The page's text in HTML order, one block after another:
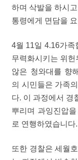
하며 삭발을 하시
통령에게 면담을
4월 11일 4.16가족
무력화시키는 위헌
않은 청와대를 향
의 시민들은 가족
다. 이 과정에서 경
뿌리며 과잉진압
로 연행하였습니다.
또한 경찰은 세월